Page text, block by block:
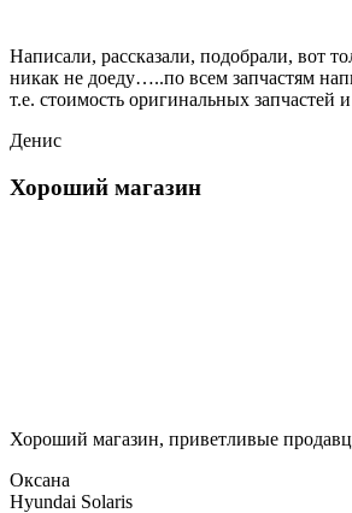
Написали, рассказали, подобрали, вот
никак не доеду…..по всем запчастям
т.е. стоимость оригинальных запчастей
Денис
Хороший магазин
Хороший магазин, приветливые
Оксана
Hyundai Solaris